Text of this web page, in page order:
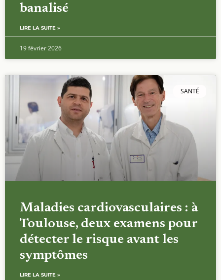
banalisé
LIRE LA SUITE »
19 février 2026
SANTÉ
Maladies cardiovasculaires : à
Toulouse, deux examens pour
détecter le risque avant les
symptômes
LIRE LA SUITE »